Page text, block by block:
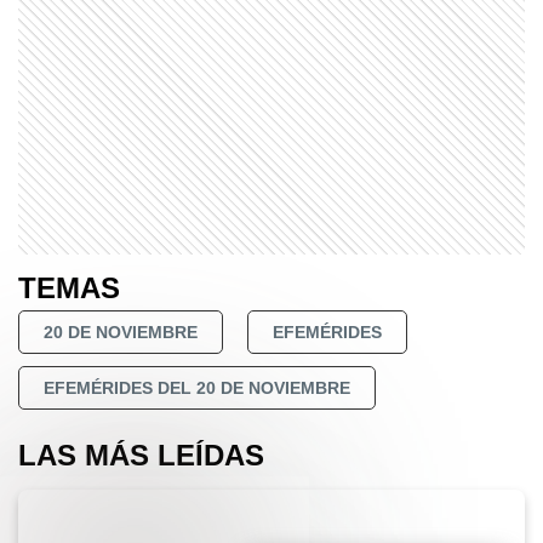
TEMAS
20 DE NOVIEMBRE EFEMÉRIDES
EFEMÉRIDES DEL 20 DE NOVIEMBRE
LAS MÁS LEÍDAS